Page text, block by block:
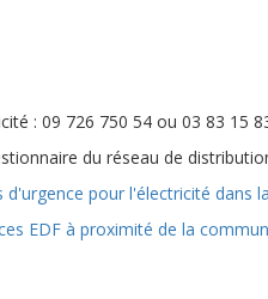
: 09 726 750 54 ou 03 83 15
du réseau de
d'urgence pour l'électricité dans
EDF à proximité de la